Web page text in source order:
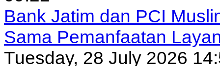
Bank Jatim dan PCI
Sama Pemanfaatan
Tuesday, 28 July 2026